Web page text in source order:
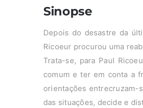
Sinopse
Depois do desastre da
Ricoeur procurou uma
Trata-se, para Paul
comum e ter em conta a
orientações entrecruzam-
das situações, decide e